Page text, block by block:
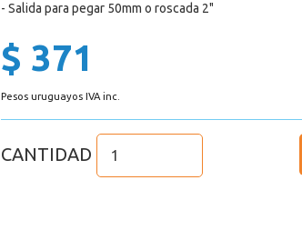
- Salida para pegar 50mm o roscada 2"
$ 371
Pesos uruguayos IVA inc.
CANTIDAD